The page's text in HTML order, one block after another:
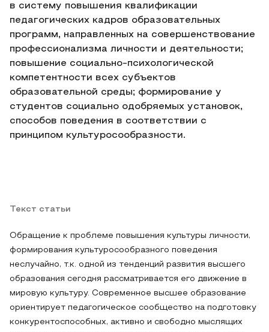
в систему повышения квалификации
педагогических кадров образовательных
программ, направленных на совершенствование
профессионализма личности и деятельности;
повышение социально-психологической
компетентности всех субъектов
образовательной среды; формирование у
студентов социально одобряемых установок,
способов поведения в соответствии с
принципом культуросообразности.
Текст статьи
Обращение к проблеме повышения культуры личности,
формирования культуросообразного поведения
неслучайно, т.к. одной из тенденций развития высшего
образования сегодня рассматривается его движение в
мировую культуру. Современное высшее образование
ориентирует педагогическое сообщество на подготовку
конкурентоспособных, активно и свободно мыслящих